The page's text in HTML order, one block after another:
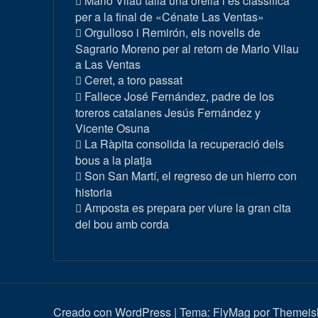
per a la final de «Cénate Las Ventas»
Orgulloso i Remirón, els novells de
Sagrario Moreno per al retorn de Mario Vilau
a Las Ventas
Ceret, a toro passat
Fallece José Fernández, padre de los
toreros catalanes Jesús Fernández y
Vicente Osuna
La Ràpita consolida la recuperació dels
bous a la platja
Son San Martí, el regreso de un hierro con
historia
Amposta es prepara per viure la gran cita
del bou amb corda
Creado con WordPress | Tema: FlyMag por